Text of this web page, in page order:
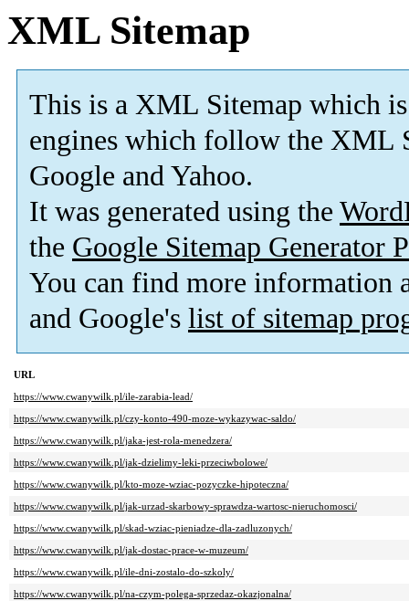
XML Sitemap
This is a XML Sitemap which is
engines which follow the XML
Google and Yahoo.
It was generated using the
the Google Sitemap Generator
You can find more information
and Google's list of sitemap
URL
https://www.cwanywilk.pl/ile-zarabia-lead/
https://www.cwanywilk.pl/czy-konto-490-moze-wykazywac-saldo/
https://www.cwanywilk.pl/jaka-jest-rola-menedzera/
https://www.cwanywilk.pl/jak-dzielimy-leki-przeciwbolowe/
https://www.cwanywilk.pl/kto-moze-wziac-pozyczke-hipoteczna/
https://www.cwanywilk.pl/jak-urzad-skarbowy-sprawdza-wartosc-nieruchomosci/
https://www.cwanywilk.pl/skad-wziac-pieniadze-dla-zadluzonych/
https://www.cwanywilk.pl/jak-dostac-prace-w-muzeum/
https://www.cwanywilk.pl/ile-dni-zostalo-do-szkoly/
https://www.cwanywilk.pl/na-czym-polega-sprzedaz-okazjonalna/